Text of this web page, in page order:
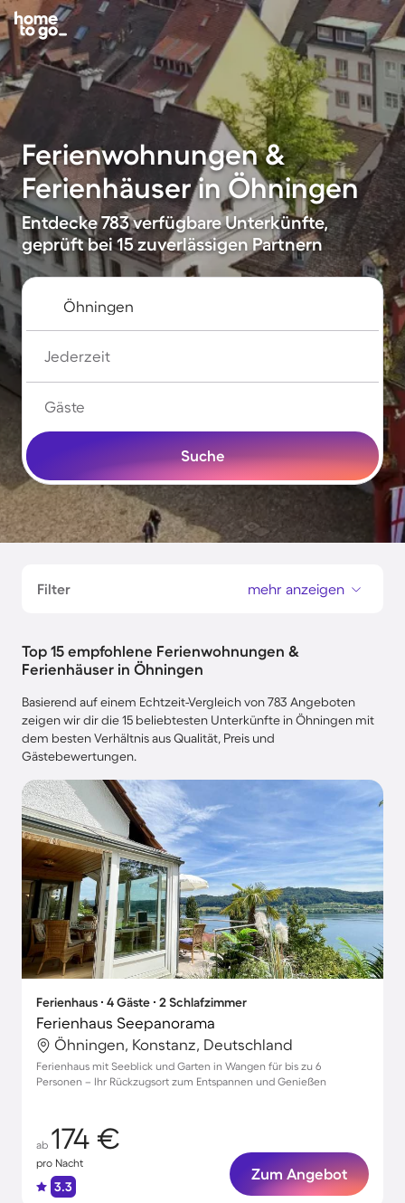
Ferienwohnungen &
Ferienhäuser in Öhningen
Entdecke 783 verfügbare Unterkünfte,
geprüft bei 15 zuverlässigen Partnern
Jederzeit
Gäste
Suche
Filter mehr anzeigen
Top 15 empfohlene Ferienwohnungen &
Ferienhäuser in Öhningen
Basierend auf einem Echtzeit-Vergleich von 783 Angeboten
zeigen wir dir die 15 beliebtesten Unterkünfte in Öhningen mit
dem besten Verhältnis aus Qualität, Preis und
Gästebewertungen.
Ferienhaus ∙ 4 Gäste ∙ 2 Schlafzimmer
Ferienhaus Seepanorama
Öhningen, Konstanz, Deutschland
Ferienhaus mit Seeblick und Garten in Wangen für bis zu 6
Personen – Ihr Rückzugsort zum Entspannen und Genießen
ab 174 €
pro Nacht
3.3
Zum Angebot